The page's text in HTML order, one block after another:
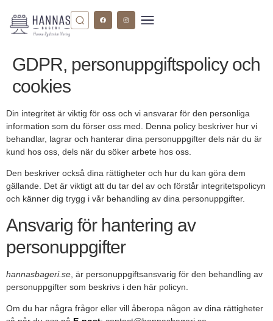
GDPR, personuppgiftspolicy och
cookies
Din integritet är viktig för oss och vi ansvarar för den personliga
information som du förser oss med. Denna policy beskriver hur vi
behandlar, lagrar och hanterar dina personuppgifter dels när du är
kund hos oss, dels när du söker arbete hos oss.
Den beskriver också dina rättigheter och hur du kan göra dem
gällande. Det är viktigt att du tar del av och förstår integritetspolicyn
och känner dig trygg i vår behandling av dina personuppgifter.
Ansvarig för hantering av
personuppgifter
hannasbageri.se , är personuppgiftsansvarig för den behandling av
personuppgifter som beskrivs i den här policyn.
Om du har några frågor eller vill åberopa någon av dina rättigheter